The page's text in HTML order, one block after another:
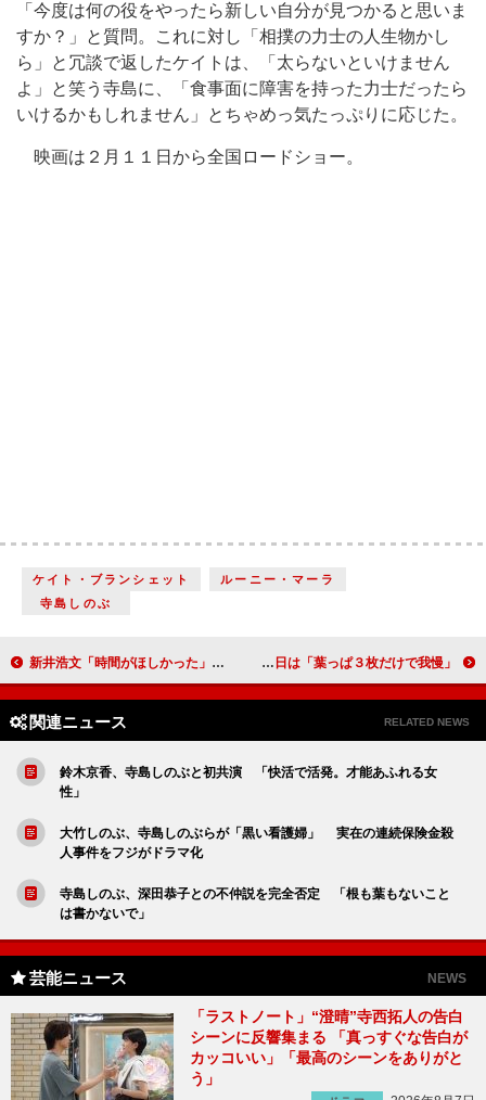
「今度は何の役をやったら新しい自分が見つかると思いま
すか？」と質問。これに対し「相撲の力士の人生物かし
ら」と冗談で返したケイトは、「太らないといけません
よ」と笑う寺島に、「食事面に障害を持った力士だったら
いけるかもしれません」とちゃめっ気たっぷりに応じた。
映画は２月１１日から全国ロードショー。
ケイト・ブランシェット
ルーニー・マーラ
寺島しのぶ
新井浩文「時間がほしかった」 芝居に納得いかず悔しさをにじませる 乃木坂４６生田絵梨花、初の写真集発売 水着撮影の前日は「葉っぱ３枚だけで我慢」
関連ニュース RELATED NEWS
鈴木京香、寺島しのぶと初共演 「快活で活発。才能あふれる女
性」
大竹しのぶ、寺島しのぶらが「黒い看護婦」 実在の連続保険金殺
人事件をフジがドラマ化
寺島しのぶ、深田恭子との不仲説を完全否定 「根も葉もないこと
は書かないで」
芸能ニュース NEWS
「ラストノート」“澄晴”寺西拓人の告白
シーンに反響集まる 「真っすぐな告白が
カッコいい」「最高のシーンをありがと
う」